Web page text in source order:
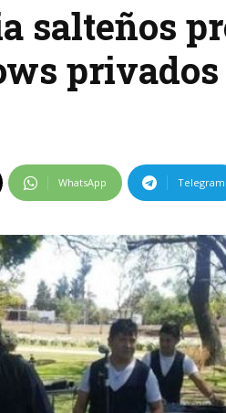
salteños
privados
WhatsApp Telegram